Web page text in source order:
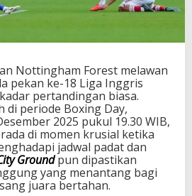
o
e
a
Nottingham Forest melawan
pekan ke-18 Liga Inggris
pertandingan biasa.
di periode Boxing Day,
2025 pukul 19.30 WIB,
di momen krusial ketika
jadwal padat dan
Groundpun dipastikan
yang menantang bagi
juara bertahan.